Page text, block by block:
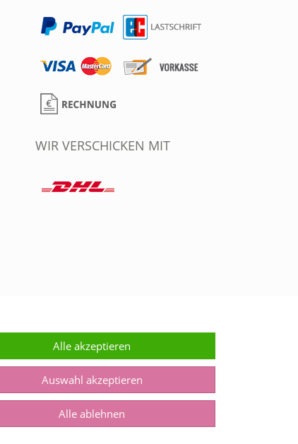
WIR VERSCHICKEN MIT
Alle akzeptieren
Auswahl akzeptieren
Alle ablehnen